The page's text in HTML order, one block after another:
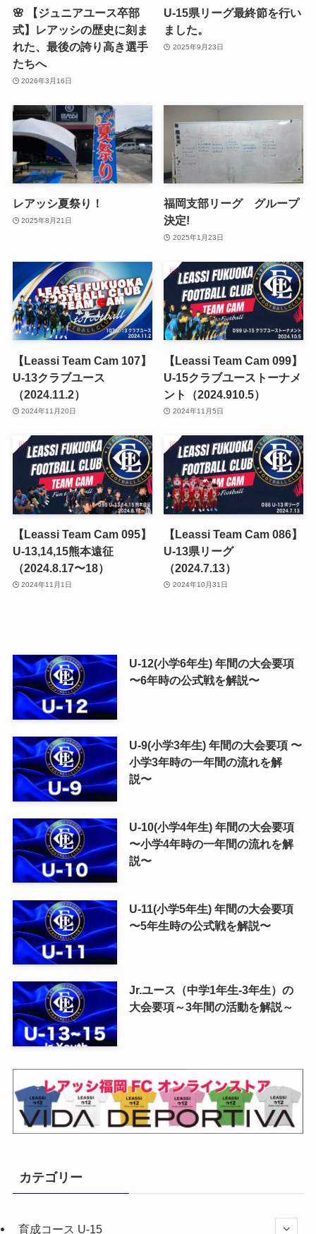
🌸 【ジュニアユース卒部
式】レアッシの歴史に刻ま
れた、最後の誇り高き選手
たちへ
2026年3月16日
U-15県リーグ最終節を行い
ました。
2025年9月23日
レアッシ夏祭り！
2025年8月21日
福岡支部リーグ グループ
決定!
2025年1月23日
【Leassi Team Cam 107】
U-13クラブユース
（2024.11.2）
2024年11月20日
【Leassi Team Cam 099】
U-15クラブユーストーナメ
ント（2024.910.5）
2024年11月5日
【Leassi Team Cam 095】
U-13,14,15熊本遠征
（2024.8.17〜18）
2024年11月1日
【Leassi Team Cam 086】
U-13県リーグ
（2024.7.13）
2024年10月31日
U-12(小学6年生) 年間の大会要項
〜6年時の公式戦を解説〜
U-9(小学3年生) 年間の大会要項 〜
小学3年時の一年間の流れを解
説〜
U-10(小学4年生) 年間の大会要項
〜小学4年時の一年間の流れを解
説〜
U-11(小学5年生) 年間の大会要項
〜5年生時の公式戦を解説〜
Jr.ユース（中学1年生-3年生）の
大会要項～3年間の活動を解説～
カテゴリー
育成コース U-15